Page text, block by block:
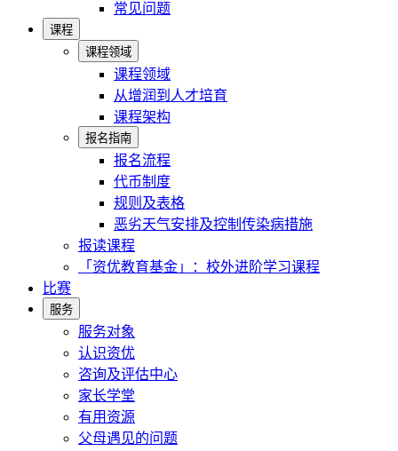
常见问题
课程
课程领域
课程领域
从增润到人才培育
课程架构
报名指南
报名流程
代币制度
规则及表格
恶劣天气安排及控制传染病措施
报读课程
「资优教育基金」：校外进阶学习课程
比赛
服务
服务对象
认识资优
咨询及评估中心
家长学堂
有用资源
父母遇见的问题